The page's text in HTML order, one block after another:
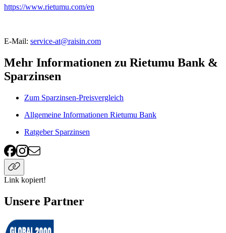
https://www.rietumu.com/en
E-Mail: service-at@raisin.com
Mehr Informationen zu Rietumu Bank &
Sparzinsen
Zum Sparzinsen-Preisvergleich
Allgemeine Informationen Rietumu Bank
Ratgeber Sparzinsen
Link kopiert!
Unsere Partner